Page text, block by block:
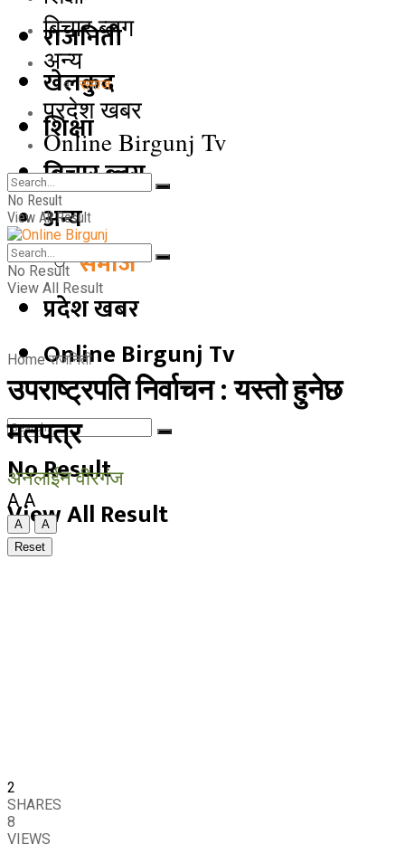
राजनिती
खेलकुद
शिक्षा
बिचार ब्लग
अन्य
समाज
प्रदेश खबर
Online Birgunj Tv
No Result
View All Result
बिचार ब्लग
अन्य
समाज
प्रदेश खबर
Online Birgunj Tv
No Result
View All Result
No Result
View All Result
Home राजनिती
उपराष्ट्रपति निर्वाचन : यस्तो हुनेछ
मतपत्र
अनलाईन वीरगंज
A A
A
A
Reset
2
SHARES
8
VIEWS